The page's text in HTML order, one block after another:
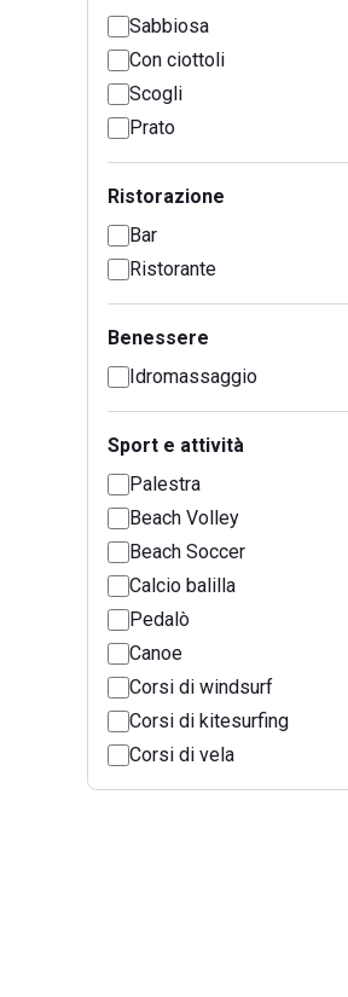
Sabbiosa
Con ciottoli
Scogli
Prato
Ristorazione
Bar
Ristorante
Benessere
Idromassaggio
Sport e attività
Palestra
Beach Volley
Beach Soccer
Calcio balilla
Pedalò
Canoe
Corsi di windsurf
Corsi di kitesurfing
Corsi di vela